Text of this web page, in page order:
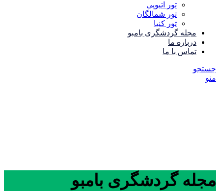
تور اتیوپی
تور شمالگان
تور کنیا
مجله گردشگری بامبو
درباره ما
تماس با ما
جستجو
منو
مجله گردشگری بامبو